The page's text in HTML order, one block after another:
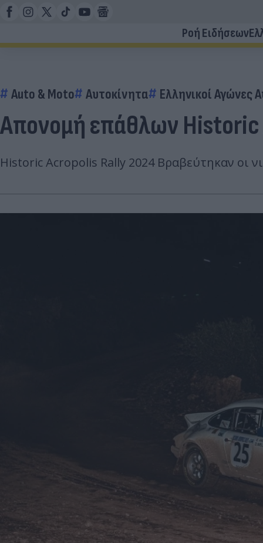
Ροή Ειδήσεων
Auto & Moto Αυτοκίνητα Ελληνικοί Αγώνες
Απονομή επάθλων
Historic Acropolis Rally 2024 Βραβεύτηκαν οι